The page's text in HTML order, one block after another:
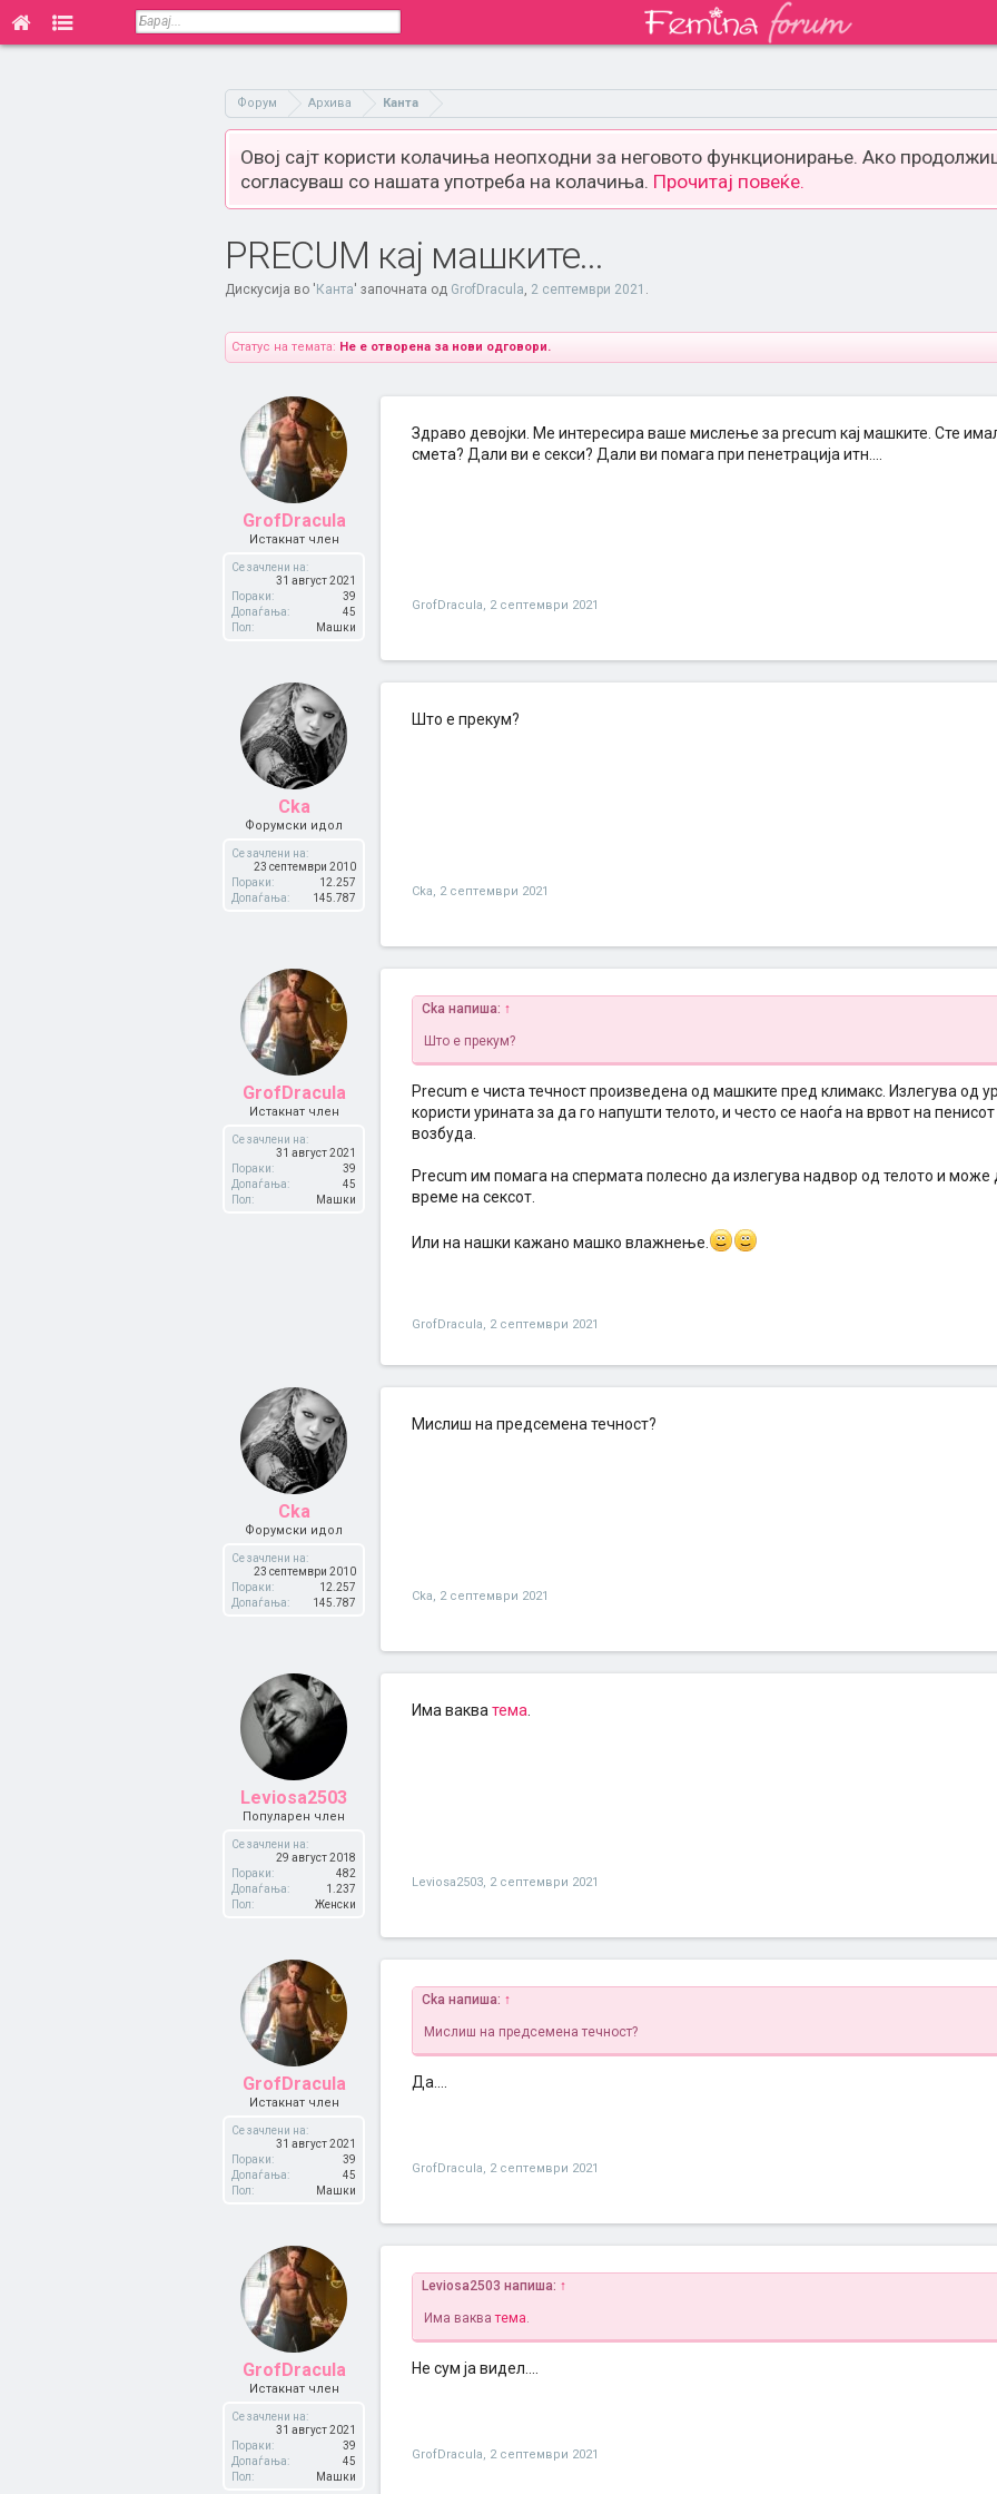
Форум Архива Канта
Овој сајт користи колачиња неопходни за неговото функционирање. Ако
согласуваш со нашата употреба на колачиња. Прочитај повеќе.
PRECUM кај машките...
Дискусија во ' Канта' започната од GrofDracula, 2 септември 2021 .
Статус на темата: Не е отворена за нови одговори.
GrofDracula
Истакнат член
Се зачлени на:
31 август 2021
Пораки:
39
Допаѓања:
45
Пол:
Машки
Здраво девојки. Ме интересира ваше мислење за precum кај машките. Сте
смета? Дали ви е секси? Дали ви помага при пенетрација итн....
GrofDracula, 2 септември 2021
Cka
Форумски идол
Се зачлени на:
23 септември 2010
Пораки:
12.257
Допаѓања:
145.787
Што е прекум?
Cka, 2 септември 2021
GrofDracula
Истакнат член
Се зачлени на:
31 август 2021
Пораки:
39
Допаѓања:
45
Пол:
Машки
Cka напиша: ↑
Што е прекум?
Precum е чиста течност произведена од машките пред климакс. Излегува од
користи урината за да го напушти телото, и често се наоѓа на врвот на
возбуда.
Precum им помага на спермата полесно да излегува надвор од телото и
време на сексот.
Или на нашки кажано машко влажнење.
GrofDracula, 2 септември 2021
Cka
Форумски идол
Се зачлени на:
23 септември 2010
Пораки:
12.257
Допаѓања:
145.787
Мислиш на предсемена течност?
Cka, 2 септември 2021
Leviosa2503
Популарен член
Се зачлени на:
29 август 2018
Пораки:
482
Допаѓања:
1.237
Пол:
Женски
Има ваква тема
Leviosa2503, 2 септември 2021
GrofDracula
Истакнат член
Се зачлени на:
31 август 2021
Пораки:
39
Допаѓања:
45
Пол:
Машки
Cka напиша: ↑
Мислиш на предсемена течност?
Да....
GrofDracula, 2 септември 2021
GrofDracula
Истакнат член
Се зачлени на:
31 август 2021
Пораки:
39
Допаѓања:
45
Пол:
Машки
Leviosa2503 напиша: ↑
Има вакватема.
Не сум ја видел....
GrofDracula, 2 септември 2021